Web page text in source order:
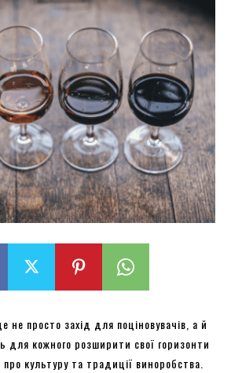
не просто захід для поціновувачів, а й
для кожного розширити свої горизонти
культуру та традиції виноробства.